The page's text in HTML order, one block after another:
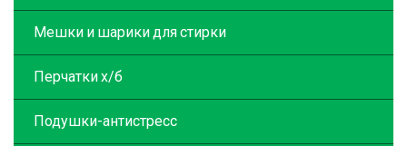
Мешки и шарики для стирки
Перчатки х/б
Подушки-антистресс